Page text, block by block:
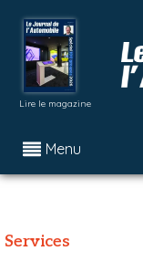
Lire le magazine
Menu
Services